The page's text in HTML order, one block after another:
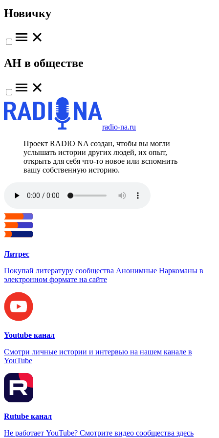
Новичку
АН в обществе
radio-na.ru
Проект RADIO NA создан, чтобы вы могли
услышать истории других людей, их опыт,
открыть для себя что-то новое или вспомнить
вашу собственную историю.
Литрес
Покупай литературу сообщества Анонимные Наркоманы в
электронном формате на сайте
Youtube канал
Смотри личные истории и интервью на нашем канале в
YouTube
Rutube канал
Не работает YouTube? Смотрите видео сообщества здесь